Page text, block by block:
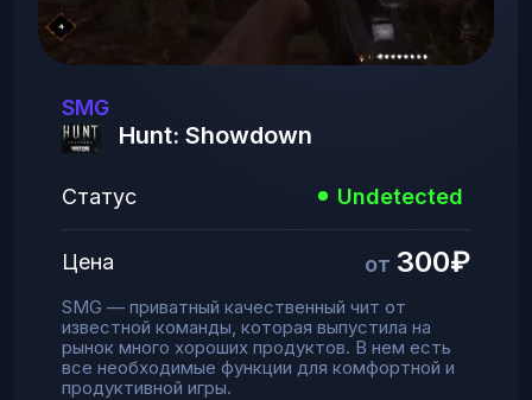
SMG
Hunt: Showdown
Статус Undetected
Цена от 300₽
SMG — приватный качественный чит от
известной команды, которая выпустила на
рынок много хороших продуктов. В нем есть
все необходимые функции для комфортной и
продуктивной игры.